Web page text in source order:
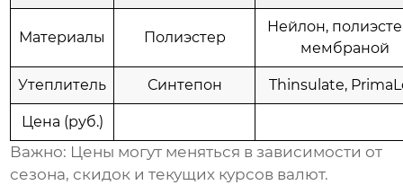
Материалы Полиэстер
Нейлон,
мембраной
Утеплитель Синтепон Thinsulate,
Цена (руб.)
Важно: Цены могут меняться в зависимости от
сезона, скидок и текущих курсов валют.